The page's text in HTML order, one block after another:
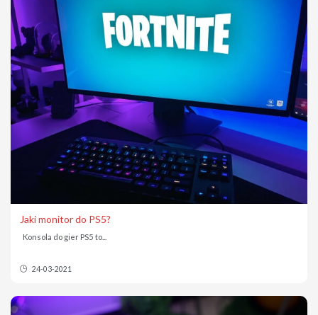
Jaki monitor do PS5?
Konsola do gier PS5 to...
24-03-2021